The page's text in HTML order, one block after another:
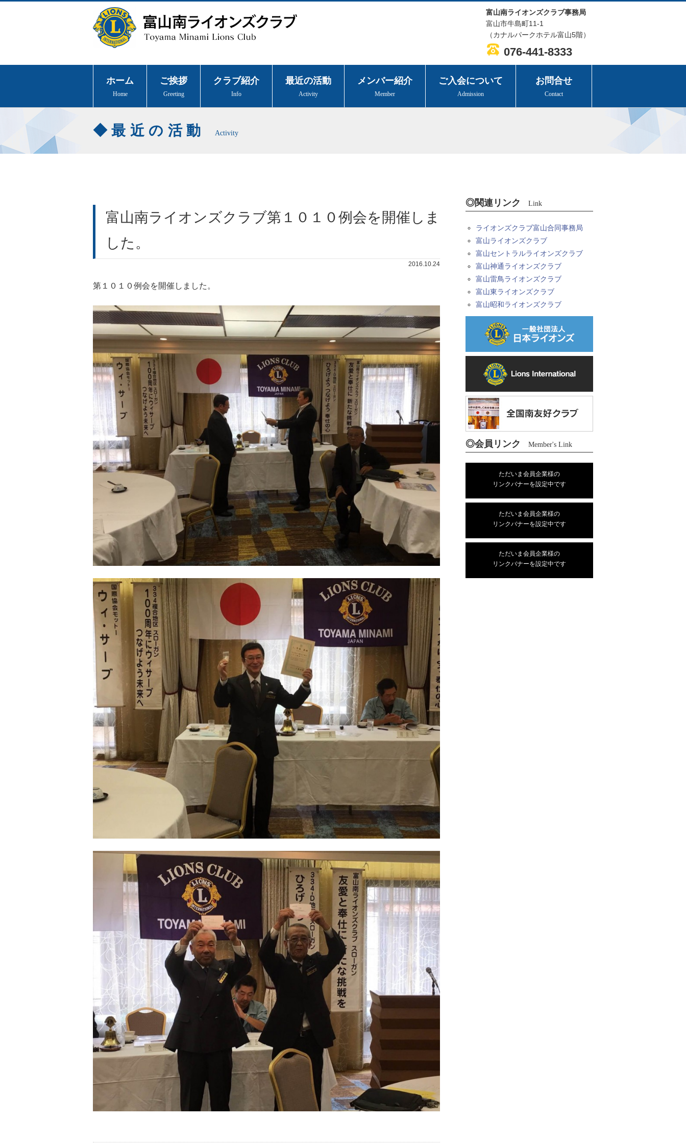
富山南ライオンズクラブ事務局
富山市牛島町11-1
（カナルパークホテル富山5階）
076-441-8333
ホーム
Home
ご挨拶
Greeting
クラブ紹介
Info
最近の活動
Activity
メンバー紹介
Member
ご入会について
Admission
お問合せ
Contact
最近の活動 Activity
富山南ライオンズクラブ第１０１０例会を開催しま
した。
2016.10.24
第１０１０例会を開催しました。
◎関連リンク Link
ライオンズクラブ富山合同事務局
富山ライオンズクラブ
富山セントラルライオンズクラブ
富山神通ライオンズクラブ
富山雷鳥ライオンズクラブ
富山東ライオンズクラブ
富山昭和ライオンズクラブ
◎会員リンク Member's Link
ただいま会員企業様の
リンクバナーを設定中です
ただいま会員企業様の
リンクバナーを設定中です
ただいま会員企業様の
リンクバナーを設定中です